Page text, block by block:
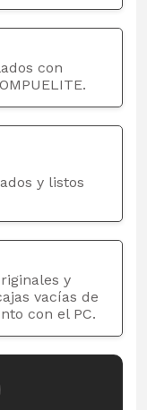
con
y listos
y
vacías de
con el PC.